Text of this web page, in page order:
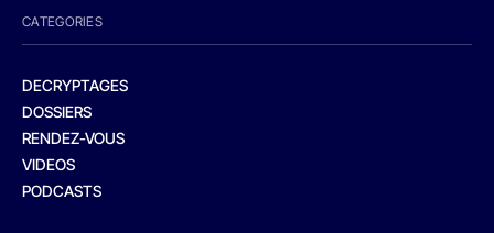
CATEGORIES
DECRYPTAGES
DOSSIERS
RENDEZ-VOUS
VIDEOS
PODCASTS